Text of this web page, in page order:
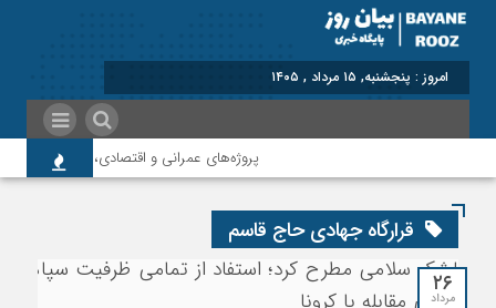
امروز : پنجشنبه, ۱۵ مرداد , ۱۴۰۵
پروژه‌های عمرانی و اقتصادی، شتاب‌دهنده
قرارگاه جهادی حاج قاسم
۲۶
مرداد